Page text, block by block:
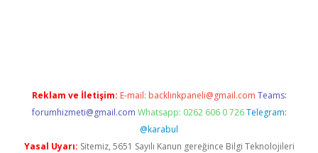
Reklam ve İletişim: E-mail: backlinkpaneli@gmail.com Teams:
forumhizmeti@gmail.com Whatsapp: 0262 606 0 726 Telegram:
@karabul
Yasal Uyarı: Sitemiz, 5651 Sayılı Kanun gereğince Bilgi Teknolojileri